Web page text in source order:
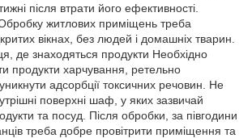
після втрати його ефективності.
житлових приміщень треба
вікнах, без людей і домашніх тварин.
де знаходяться продукти Необхідно
продукти харчування, ретельно
адсорбції токсичних речовин. Не
поверхні шаф, у яких зазвичай
та посуд. Після обробки, за півгодини
треба добре провітрити приміщення та